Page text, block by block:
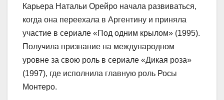
Карьера Натальи Орейро начала развиваться,
когда она переехала в Аргентину и приняла
участие в сериале «Под одним крылом» (1995).
Получила признание на международном
уровне за свою роль в сериале «Дикая роза»
(1997), где исполнила главную роль Росы
Монтеро.